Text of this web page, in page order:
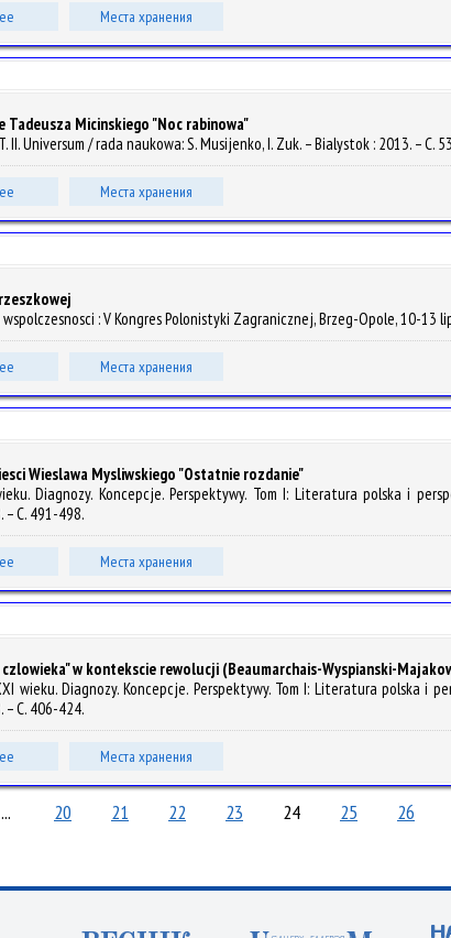
Места хранения
Micinskiego "Noc rabinowa"
II. Universum / rada naukowa: S. Musijenko, I. Zuk. – Bialystok : 2013. – С.
Места хранения
: V Kongres Polonistyki Zagranicznej, Brzeg-Opole, 10-
Места хранения
Wieslawa Mysliwskiego "Ostatnie rozdanie"
Diagnozy. Koncepcje. Perspektywy. Tom I: Literatura polska i
С. 491-498.
Места хранения
w kontekscie rewolucji (Beaumarchais-Wyspianski-
wieku. Diagnozy. Koncepcje. Perspektywy. Tom I: Literatura polska i
С. 406-424.
Места хранения
... 20 21 22 23 24 25 26